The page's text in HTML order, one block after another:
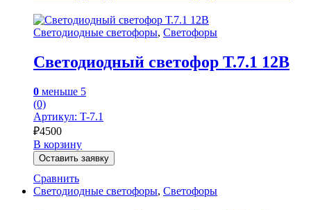
Светодиодные светофоры, Светофоры
Светодиодный светофор Т.7.1 12В
0 меньше 5
(0)
Артикул: T-7.1
₽4500
В корзину
Оставить заявку
Сравнить
Светодиодные светофоры, Светофоры